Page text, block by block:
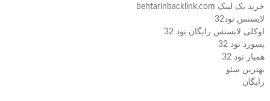
خرید بک لینک behtarinbacklink.com
لایسنس نود32
اوکلی لایسنس رایگان نود 32
پسورد نود 32
همیار نود 32
بهترین سئو
رایگان